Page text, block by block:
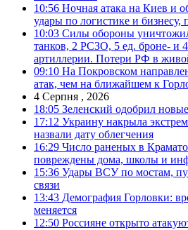
10:56 Ночная атака на Киев и
удары по логистике и
10:03 Силы обороны
танков, 2 РСЗО, 5 ед. броне- и
артиллерии. Потери РФ в
09:10 На Покровском
атак, чем на ближайшем к
4 Серпня , 2026
18:05 Зеленский одобрил
17:12 Украину накрыла
назвали дату облегчения
16:29 Число раненых в
повреждены дома, школы и
15:36 Удары ВСУ по мостам,
связи
13:43 Демография Горловки:
меняется
12:50 Россияне открыто